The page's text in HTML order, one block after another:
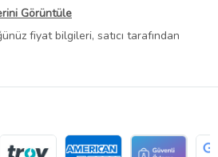
Görüntüle
fiyat bilgileri, satıcı tarafından